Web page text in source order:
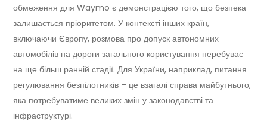
обмеження для Waymo є демонстрацією того, що безпека
залишається пріоритетом. У контексті інших країн,
включаючи Європу, розмова про допуск автономних
автомобілів на дороги загального користування перебуває
на ще більш ранній стадії. Для України, наприклад, питання
регулювання безпілотників – це взагалі справа майбутнього,
яка потребуватиме великих змін у законодавстві та
інфраструктурі.